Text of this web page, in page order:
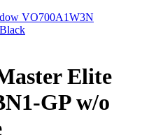
VO700A1W3N
Elite
GP w/o